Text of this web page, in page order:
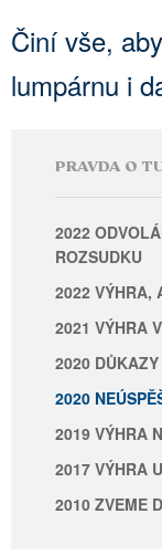
Činí vše,
lumpárnu i
PRAVDA O
2022
ROZSUDKU
2022 VÝHRA,
2021 VÝHRA
2020
2020
2019 VÝHRA
2017 VÝHRA
2010 ZVEME